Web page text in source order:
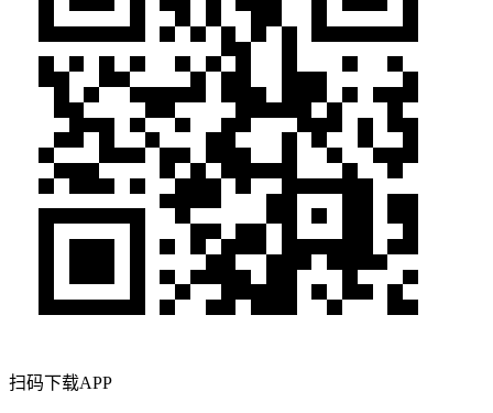
扫码下载APP